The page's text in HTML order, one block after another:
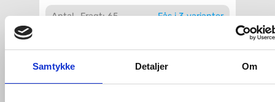
Samtykke Detaljer Om
Fås i 3 varianter
Antal Fragt: 65,-
VVS-nummer:
048092306